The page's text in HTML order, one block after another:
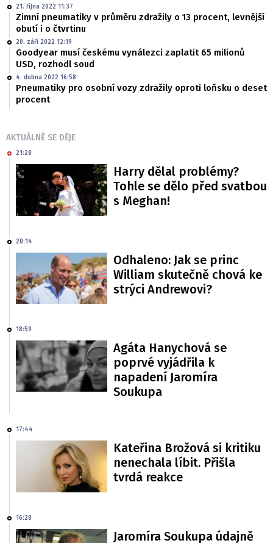
21. října 2022 11:37
Zimní pneumatiky v průměru zdražily o 13 procent, levnější
obutí i o čtvrtinu
20. září 2022 12:19
Goodyear musí českému vynálezci zaplatit 65 milionů
USD, rozhodl soud
4. dubna 2022 16:58
Pneumatiky pro osobní vozy zdražily oproti loňsku o deset
procent
AKTUÁLNĚ SE DĚJE
21:28
Harry dělal problémy?
Tohle se dělo před svatbou
s Meghan!
20:14
Odhaleno: Jak se princ
William skutečně chová ke
strýci Andrewovi?
18:59
Agáta Hanychová se
poprvé vyjádřila k
napadení Jaromíra
Soukupa
17:44
Kateřina Brožová si kritiku
nenechala líbit. Přišla
tvrdá reakce
16:28
Jaromíra Soukupa údajně